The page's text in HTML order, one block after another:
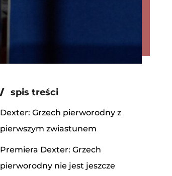
spis treści
Dexter: Grzech pierworodny z
pierwszym zwiastunem
Premiera Dexter: Grzech
pierworodny nie jest jeszcze